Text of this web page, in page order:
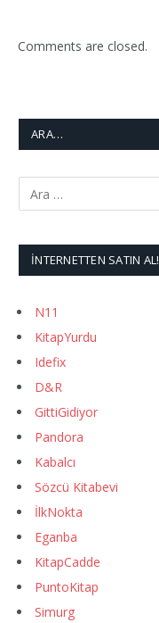
Comments are closed.
ARA…
İNTERNETTEN SATIN AL!
N11
KitapYurdu
Idefix
D&R
GittiGidiyor
Pandora
Kabalcı
Sözcü Kitabevi
İlkNokta
Eganba
KitapCadde
PuntoKitap
Simurg